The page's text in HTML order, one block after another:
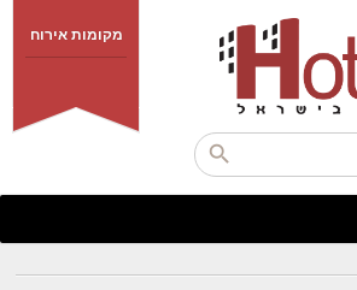
מקומות אירוח